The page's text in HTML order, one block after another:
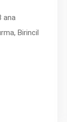
ana
Birincil